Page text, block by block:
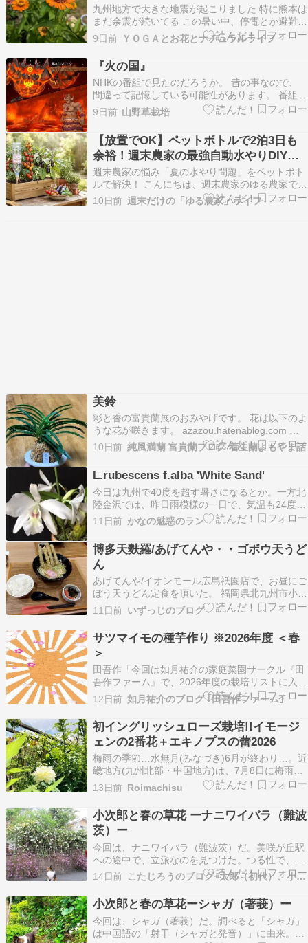
九州地方で大きな地震が起こりました 特に熊本は
まだ余震が続いてる この暑い中、停電とか避難す
るとかそれも陽が暮れる中 どうか被害が大きくな
りませんように 雨が降らないくらいで泣き言を言
っては申し訳ない気持ちになりました 水道からの
水撒きだけでは全然足りない庭のお花達 でも頑張
っ…
9日前 ＹＯＧＡとお花とナチュラルライフ
『火の国』
NHKの番組で見たのだろうか。 昔の事なので、
間違って記憶している可能性があります。 番組に
よると、九州って中央付近を横断した場所を中心
に、上下に地殻が移動しているらしいです。 本来
ならば、九州の中央付近を横断した所が陥没して
海になるのですが、なぜ九州が２つに分かれない
のかと言…
9日前 山野草栽培
【放置でOK】ペットボトルで2泊3日も
余裕！週末農家の最強自動水やりDIYと
土壌管理術
週末農家の悩み「夏の水やり問題」をペットボト
ルで解決！ こんにちは、週末農家のゆる農家で
す。愛知や静岡、九州などの温暖地では、5月を
過ぎると一気に気温が上昇しますよね。特に夏
10日前 週末だけの「ゆる農家」ライフ
美鈴
彩と香の富貴蘭展のおみやげです。 花は以下のよ
うな花が咲きます。 azazou.hatenablog.com 以
前に入手していたものは、毎年咲いてくれていた
のですが枯れてしまいました。 株立ちを探してい
花は終わっていましたが来年の花の…
10日前 純風満蘭 富貴蘭ブログ 着生蘭よもやま話
L.rubescens f.alba 'White Sand'
今日は九州で40度を超す暑さになるとか。一方北
陸金沢では、昨日雨模様の一日で、気温も24度と
一気に下がりました。過ごした須佐も、一雨でこ
んなにも違うものかと実感しました。今日も時折
雨模様の一日になりそうです。 ＝本日のORCHID
＝ 原種レリア；ルベッセンス・アルバ 「ホワイ
ト…
11日前 かなの魅惑のラン
博多天麩羅/あげてんや・・ゴボウ天うど
ん
あげてんや/イオンモール広島祇園店で、お昼にご
ぼう天うどん定食を頂いた。 福岡県北九州市小倉
南に本拠を構える、㈱資さんの資さんうどんが得
意とする ごぼ天うどんに瓜二つだ。 あげてんや
も博多天麩羅と銘打っているので、同じ九州の博
多を本拠にするのかと調べてみたが 方向違いだっ
た。 …
11日前 いずっじのブログ
サツマイモの種芋作り ※2026年度 ＜春
＞
田吾作「今回は如月祐介の家庭菜園サークル『田
吾作ファーム』で、2026年度の栽培リストに入れ
たサツマイモの種芋作りを紹介する。」「サツマ
イモは中央アメリカから南アメリカが原産でヒル
ガオ科サツマイモ属の植物である。」「一般的に
サツマイモの種芋は病気に感染していない専用の
ものが販売…
12日前 如月祐介のブログ ｢田吾作ファーム｣
初イングリッシュローズ栽培!!イモージ
ェンの2番花＋エキノプスの蕾2026
梅雨の季節…水無月(みなづき)6月が終わり…。近
畿地方(九州北部・中国地方)は、7月8日に梅雨明
け…。平年よりは11日早いようでしたが…。(ち
なみに…関東甲信越地方は7月21日)昨年2025年
の梅雨明けは…6月27日頃で、夏...
13日前 Roimachisu
小次郎と春の草花 ーナニワイバラ（難波
茨）ー
今回は、ナニワイバラ（難波茨）だ。美咲が丘駅
への途中で、立派なのを見つけた。つる性で、樹
高は1～2ｍ。が、鋭いトゲのある蔓（つる）は10
ｍにも達するという。この花は、サラソウジュ
（沙羅双樹）に似ていると思う。因みに、仏教で
は釈迦が沙羅双樹の下で涅槃（ねはん）に入った
とされる。 ＜…
14日前 こたじろうのブログ−太郎（初代）、小太郎（二代）…
小次郎と春の草花ーシャガ（著莪）ー
今回は、シャガ（著莪）だ。調べると「シャガ」
は中国語の「射干（シャガと発音）」に由来。